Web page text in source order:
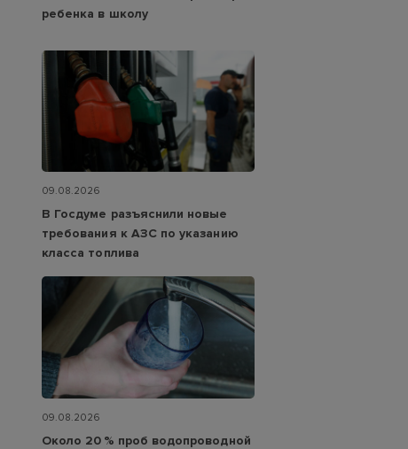
ребенка в школу
09.08.2026
В Госдуме разъяснили новые
требования к АЗС по указанию
класса топлива
09.08.2026
Около 20 % проб водопроводной